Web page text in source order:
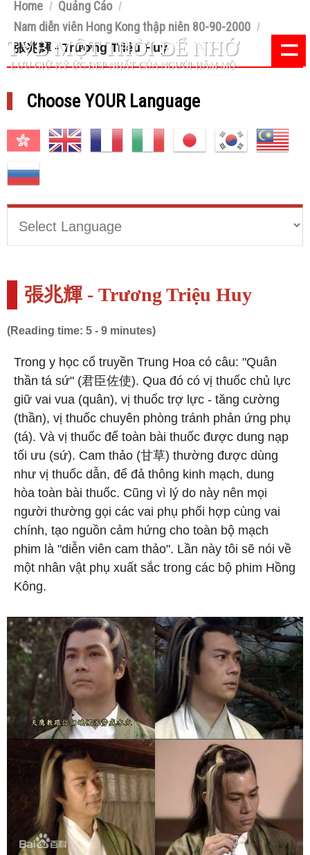
TVB MỘT THỜI ĐỂ NHỚ
LƯU GIỮ KÝ ỨC ĐẸP NHẤT CỦA NGƯỜI HÂM MỘ =
Home / Quảng Cáo /
Nam diễn viên Hong Kong thập niên 80-90-2000 /
張兆輝 - Trương Triệu Huy
Choose YOUR Language
張兆輝 - Trương Triệu Huy
(Reading time: 5 - 9 minutes)
Trong y học cổ truyền Trung Hoa có câu: "Quân
thần tá sứ" (君臣佐使). Qua đó có vị thuốc chủ lực
giữ vai vua (quân), vị thuốc trợ lực - tăng cường
(thần), vị thuốc chuyên phòng tránh phản ứng phụ
(tá). Và vị thuốc để toàn bài thuốc được dung nạp
tối ưu (sứ). Cam thảo (甘草) thường được dùng
như vị thuốc dẫn, để đả thông kinh mạch, dung
hòa toàn bài thuốc. Cũng vì lý do này nên mọi
người thường gọi các vai phụ phối hợp cùng vai
chính, tạo nguồn cảm hứng cho toàn bộ mạch
phim là "diễn viên cam thảo". Lần này tôi sẽ nói về
một nhân vật phụ xuất sắc trong các bộ phim Hồng
Kông.